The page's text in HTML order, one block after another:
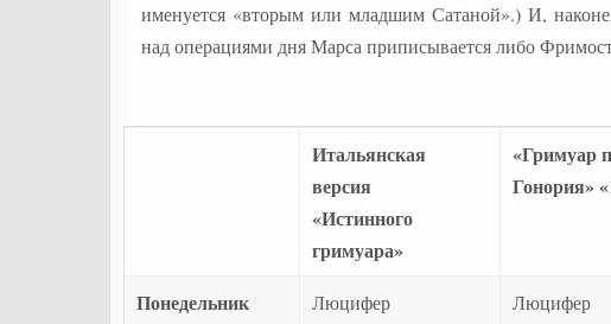
именуется «вторым или младшим Сатаной».) И,
над операциями дня Марса приписывается либо
Итальянская
версия
«Истинного
гримуара»
«Гримуар
Гонория»
Понедельник Люцифер Люцифер